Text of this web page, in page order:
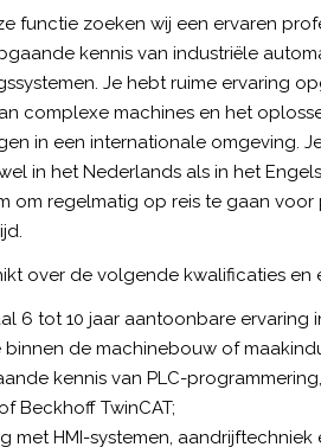
functie zoeken wij een ervaren
kennis van industriële
Je hebt ruime ervaring
complexe machines en het
in een internationale omgeving.
in het Nederlands als in het
om regelmatig op reis te gaan voor
over de volgende kwalificaties en
6 tot 10 jaar aantoonbare ervaring
binnen de machinebouw of
kennis van PLC-
Beckhoff TwinCAT;
met HMI-systemen,